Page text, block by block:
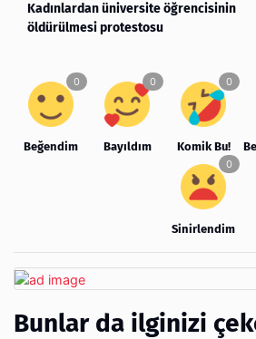
Kadınlardan üniversite öğrencisinin
öldürülmesi protestosu
Beğendim Bayıldım Komik Bu!
Sinirlendim
Bunlar da ilginizi